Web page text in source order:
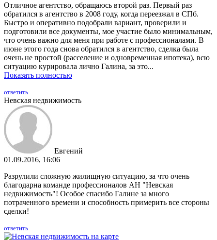
Отличное агентство, обращаюсь второй раз. Первый раз
обратился в агентство в 2008 году, когда переезжал в СПб.
Быстро и оперативно подобрали вариант, проверили и
подготовили все документы, мое участие было минимальным,
что очень важно для меня при работе с профессионалами. В
июне этого года снова обратился в агентство, сделка была
очень не простой (расселение и одновременная ипотека), всю
ситуацию курировала лично Галина, за это...
Показать полностью
ответить
Невская недвижимость
Евгений
01.09.2016, 16:06
Разрулили сложную жилищную ситуацию, за что очень
благодарна команде профессионалов АН "Невская
недвижимость"! Особое спасибо Галине за много
потраченного времени и способность примерить все стороны
сделки!
ответить